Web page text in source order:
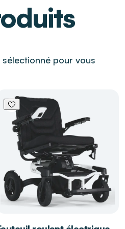
vêtements
compression gel chaud /
une récupération musculaire
grâce à sa texture
simplifiant l'autonomie au
pour conserver une totale
de la température tout en
pour vous